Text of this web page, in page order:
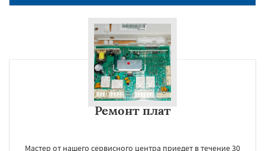
Ремонт плат
Мастер от нашего сервисного центра приедет в течение 30